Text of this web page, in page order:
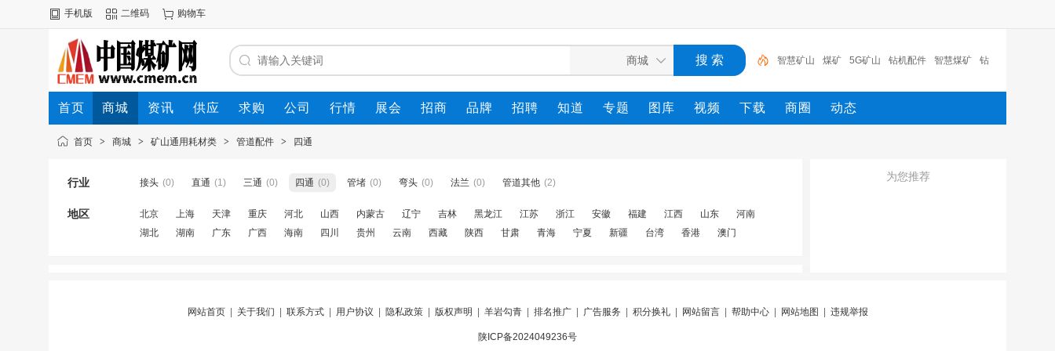
手机版 二维码 购物车
智慧矿山 煤矿 5G矿山 钻机配件 智慧煤矿 钻
支护 劳保用品 风门 传感器
首页 商城 资讯 供应 求购 公司 行情 展会 招商 品牌 招聘 知道 专题 图库 视频 下载 商圈 动态
首页 > 商城 > 矿山通用耗材类 > 管道配件 > 四通
行业 接头 (0) 直通 (1) 三通 (0) 四通 (0) 管堵 (0) 弯头 (0) 法兰 (0) 管道其他 (2)
地区 北京 上海 天津 重庆 河北 山西 内蒙古 辽宁 吉林 黑龙江 江苏 浙江 安徽 福建 江西 山东
河南
湖北
湖南 广东 广西 海南 四川 贵州 云南 西藏 陕西 甘肃 青海 宁夏 新疆 台湾 香港 澳门
为您推荐
网站首页| 关于我们 联系方式| 用户协议 隐私政策| 版权声明 羊岩勾青| 排名推广| 广告服务 积分换礼| 网站留言| 帮助中心| 网站地图 违规举报
陕ICP备2024049236号